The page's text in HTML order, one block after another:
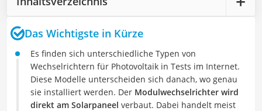
Das Wichtigste in Kürze
Es finden sich unterschiedliche Typen von
Wechselrichtern für Photovoltaik in Tests im Internet.
Diese Modelle unterscheiden sich danach, wo genau
sie installiert werden. Der Modulwechselrichter wird
direkt am Solarpaneel verbaut. Dabei handelt meist